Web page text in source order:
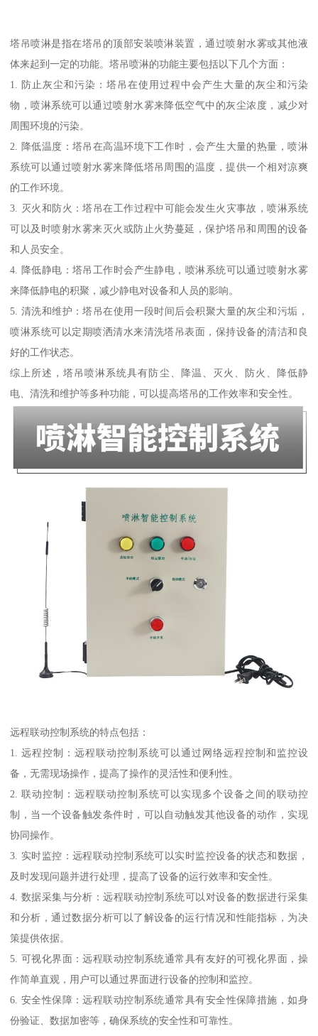
塔吊喷淋是指在塔吊的顶部安装喷淋装置，通过喷射水雾或其他液
体来起到一定的功能。塔吊喷淋的功能主要包括以下几个方面：
1. 防止灰尘和污染：塔吊在使用过程中会产生大量的灰尘和污染
物，喷淋系统可以通过喷射水雾来降低空气中的灰尘浓度，减少对
周围环境的污染。
2. 降低温度：塔吊在高温环境下工作时，会产生大量的热量，喷淋
系统可以通过喷射水雾来降低塔吊周围的温度，提供一个相对凉爽
的工作环境。
3. 灭火和防火：塔吊在工作过程中可能会发生火灾事故，喷淋系统
可以及时喷射水雾来灭火或防止火势蔓延，保护塔吊和周围的设备
和人员安全。
4. 降低静电：塔吊工作时会产生静电，喷淋系统可以通过喷射水雾
来降低静电的积聚，减少静电对设备和人员的影响。
5. 清洗和维护：塔吊在使用一段时间后会积聚大量的灰尘和污垢，
喷淋系统可以定期喷洒清水来清洗塔吊表面，保持设备的清洁和良
好的工作状态。
综上所述，塔吊喷淋系统具有防尘、降温、灭火、防火、降低静
电、清洗和维护等多种功能，可以提高塔吊的工作效率和安全性。
远程联动控制系统的特点包括：
1. 远程控制：远程联动控制系统可以通过网络远程控制和监控设
备，无需现场操作，提高了操作的灵活性和便利性。
2. 联动控制：远程联动控制系统可以实现多个设备之间的联动控
制，当一个设备触发条件时，可以自动触发其他设备的动作，实现
协同操作。
3. 实时监控：远程联动控制系统可以实时监控设备的状态和数据，
及时发现问题并进行处理，提高了设备的运行效率和安全性。
4. 数据采集与分析：远程联动控制系统可以对设备的数据进行采集
和分析，通过数据分析可以了解设备的运行情况和性能指标，为决
策提供依据。
5. 可视化界面：远程联动控制系统通常具有友好的可视化界面，操
作简单直观，用户可以通过界面进行设备的控制和监控。
6. 安全性保障：远程联动控制系统通常具有安全性保障措施，如身
份验证、数据加密等，确保系统的安全性和可靠性。